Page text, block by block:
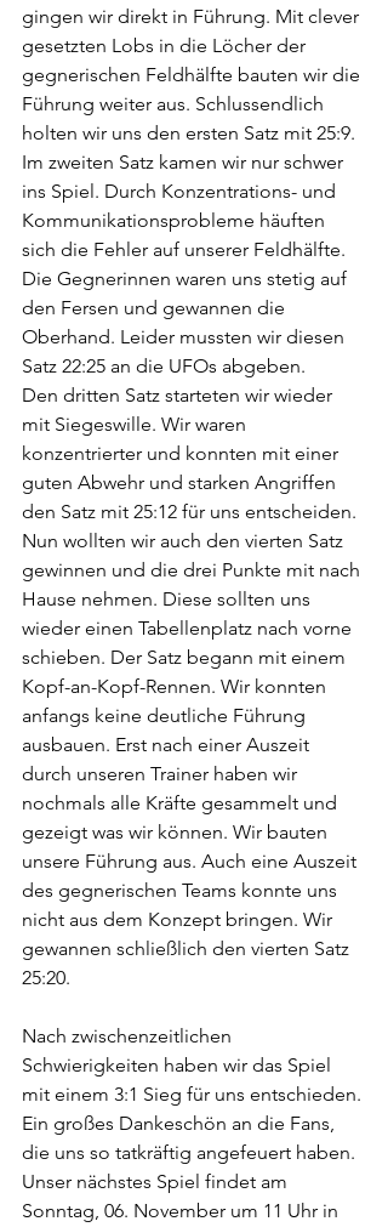
gingen wir direkt in Führung. Mit clever
gesetzten Lobs in die Löcher der
gegnerischen Feldhälfte bauten wir die
Führung weiter aus. Schlussendlich
holten wir uns den ersten Satz mit 25:9.
Im zweiten Satz kamen wir nur schwer
ins Spiel. Durch Konzentrations- und
Kommunikationsprobleme häuften
sich die Fehler auf unserer Feldhälfte.
Die Gegnerinnen waren uns stetig auf
den Fersen und gewannen die
Oberhand. Leider mussten wir diesen
Satz 22:25 an die UFOs abgeben.
Den dritten Satz starteten wir wieder
mit Siegeswille. Wir waren
konzentrierter und konnten mit einer
guten Abwehr und starken Angriffen
den Satz mit 25:12 für uns entscheiden.
Nun wollten wir auch den vierten Satz
gewinnen und die drei Punkte mit nach
Hause nehmen. Diese sollten uns
wieder einen Tabellenplatz nach vorne
schieben. Der Satz begann mit einem
Kopf-an-Kopf-Rennen. Wir konnten
anfangs keine deutliche Führung
ausbauen. Erst nach einer Auszeit
durch unseren Trainer haben wir
nochmals alle Kräfte gesammelt und
gezeigt was wir können. Wir bauten
unsere Führung aus. Auch eine Auszeit
des gegnerischen Teams konnte uns
nicht aus dem Konzept bringen. Wir
gewannen schließlich den vierten Satz
25:20.
Nach zwischenzeitlichen
Schwierigkeiten haben wir das Spiel
mit einem 3:1 Sieg für uns entschieden.
Ein großes Dankeschön an die Fans,
die uns so tatkräftig angefeuert haben.
Unser nächstes Spiel findet am
Sonntag, 06. November um 11 Uhr in